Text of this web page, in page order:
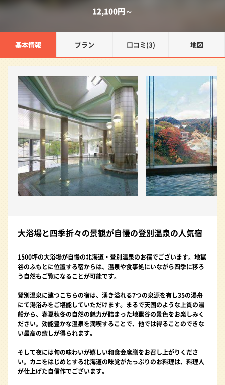
12,100円～
基本情報 プラン 口コミ(3) 地図
大浴場と四季折々の景観が自慢の登別温泉の人気宿
1500坪の大浴場が自慢の北海道・登別温泉のお宿でございます。地獄
谷のふもとに位置する宿からは、温泉や食事処にいながら四季に移ろ
う自然もご覧になることが可能です。
登別温泉に建つこちらの宿は、湧き溢れる7つの泉源を有し35の湯舟
にて湯浴みをご堪能していただけます。まるで天国のような上質の湯
船から、春夏秋冬の自然の魅力が詰まった地獄谷の景色をお楽しみく
ださい。効能豊かな温泉を満喫することで、他では得ることのできな
い最高の癒しが得られます。
そして夜には旬の味わいが嬉しい和食会席膳をお召し上がりくださ
い。カニをはじめとする北海道の味覚がたっぷりのお料理は、料理人
が仕上げた自信作でございます。